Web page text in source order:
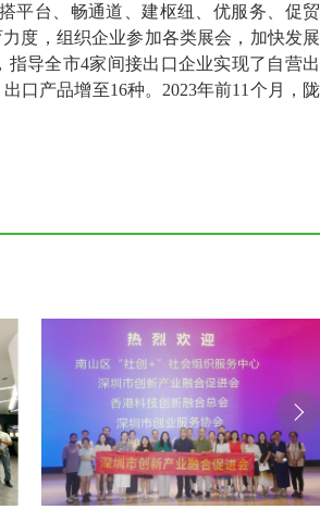
台、畅通道、建枢纽、优服务、促贸
度，组织企业参加各类展会，加快发展
导全市4家间接出口企业实现了自营出
口产品增至16种。2023年前11个月，陇